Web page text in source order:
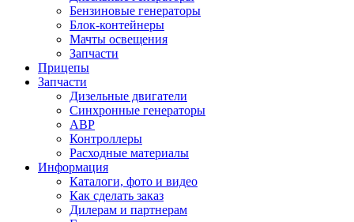
Бензиновые генераторы
Блок-контейнеры
Мачты освещения
Запчасти
Прицепы
Запчасти
Дизельные двигатели
Синхронные генераторы
АВР
Контроллеры
Расходные материалы
Информация
Каталоги, фото и видео
Как сделать заказ
Дилерам и партнерам